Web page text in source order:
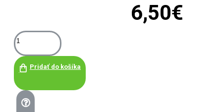
6,50€
Pridať do košíka